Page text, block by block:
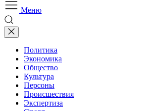
Меню
Политика
Экономика
Общество
Культура
Персоны
Происшествия
Экспертиза